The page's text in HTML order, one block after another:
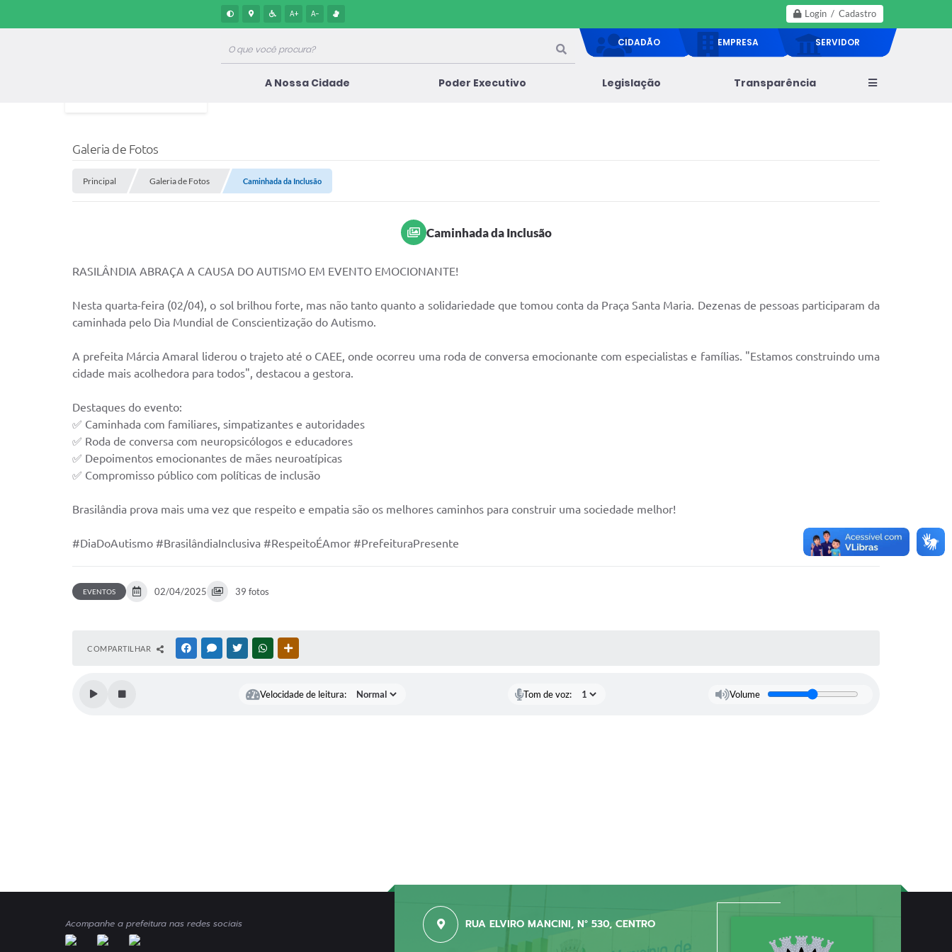
Login / Cadastro
A+ A-
CIDADÃO EMPRESA SERVIDOR
A Nossa Cidade Poder Executivo Legislação Transparência
Galeria de Fotos
Principal Galeria de Fotos Caminhada da Inclusão
Caminhada da Inclusão
RASILÂNDIA ABRAÇA A CAUSA DO AUTISMO EM EVENTO EMOCIONANTE!
Nesta quarta-feira (02/04), o sol brilhou forte, mas não tanto quanto a solidariedade que tomou conta da Praça Santa Maria. Dezenas de pessoas participaram da
caminhada pelo Dia Mundial de Conscientização do Autismo.
A prefeita Márcia Amaral liderou o trajeto até o CAEE, onde ocorreu uma roda de conversa emocionante com especialistas e famílias. "Estamos construindo uma
cidade mais acolhedora para todos", destacou a gestora.
Destaques do evento:
✅ Caminhada com familiares, simpatizantes e autoridades
✅ Roda de conversa com neuropsicólogos e educadores
✅ Depoimentos emocionantes de mães neuroatípicas
✅ Compromisso público com políticas de inclusão
Brasilândia prova mais uma vez que respeito e empatia são os melhores caminhos para construir uma sociedade melhor!
#DiaDoAutismo #BrasilândiaInclusiva #RespeitoÉAmor #PrefeituraPresente
EVENTOS 02/04/2025 39 fotos
COMPARTILHAR FACEBOOKMESSENGER
TWITTERWHATSAPP
Velocidade de leitura: Tom de voz: Volume
Acompanhe a prefeitura nas redes sociais RUA ELVIRO MANCINI, N° 530, CENTRO